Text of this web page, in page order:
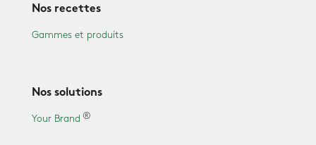
Nos recettes
Gammes et produits
Nos solutions
Your Brand